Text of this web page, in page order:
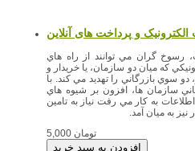
الکترونیک و پرداخت های آنلاین
رسوخ گران مي توانند از راه هاي
كه ميان دو سازمان، يا خريدار و
سوي بازرگاني را تهديد مي كند. با
سازمان ها، افزون بر شيوه هاي
به كار مي رفت نياز به تامين
به ميان آمد.
5,000 تومان